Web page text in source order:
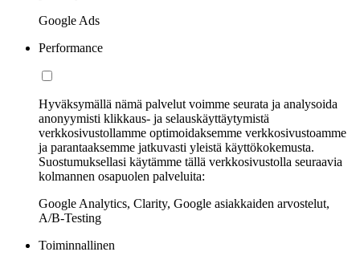
Google Ads
Performance
Hyväksymällä nämä palvelut voimme seurata ja analysoida
anonyymisti klikkaus- ja selauskäyttäytymistä
verkkosivustollamme optimoidaksemme verkkosivustoamme
ja parantaaksemme jatkuvasti yleistä käyttökokemusta.
Suostumuksellasi käytämme tällä verkkosivustolla seuraavia
kolmannen osapuolen palveluita:
Google Analytics, Clarity, Google asiakkaiden arvostelut,
A/B-Testing
Toiminnallinen